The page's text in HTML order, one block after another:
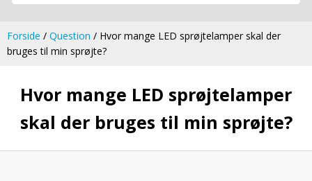
LED-baglygter
LED-rotorblink og blitzblink
LED-slingrelygter
LED-Belysningssæt
LED-sprøjtebelysning
LED-barer og fjernlys
LED-baglygter
LED-rotorblink og blitzblink
LED-slingrelygter
LED-Belysningssæt
LED-sprøjtebelysning
LED-fordelspakker til traktorer
Forside / Question / Hvor mange LED sprøjtelamper skal der
bruges til min sprøjte?
Hvor mange LED sprøjtelamper
skal der bruges til min sprøjte?